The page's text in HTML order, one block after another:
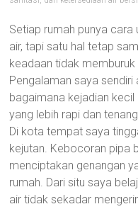
Setiap rumah punya cara
air, tapi satu hal tetap
keadaan tidak
Pengalaman saya
bagaimana kejadian
yang lebih rapi dan
Di kota tempat saya
kejutan. Kebocoran pipa
menciptakan genangan
rumah. Dari situ saya
air tidak sekadar